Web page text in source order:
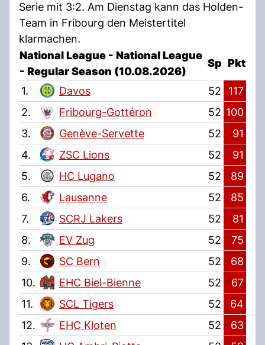
Serie mit 3:2. Am Dienstag kann das Holden-
Team in Fribourg den Meistertitel
klarmachen.
National League - National League
- Regular Season (10.08.2026)
Sp Pkt
1. Davos 52
117
2.
Fribourg-Gottéron 52 100
3.
Genève-Servette 52
91
4.
ZSC Lions 52
91
5.
HC Lugano 52
89
6.
Lausanne 52
85
7.
SCRJ Lakers 52
81
8.
EV Zug 52
75
9.
SC Bern 52
68
10.
EHC Biel-Bienne 52
67
11.
SCL Tigers 52
64
12.
EHC Kloten 52
63